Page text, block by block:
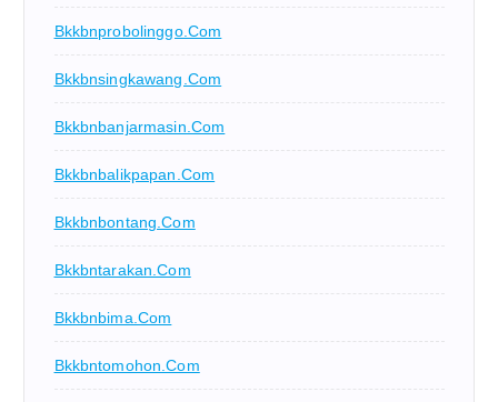
Bkkbnprobolinggo.com
Bkkbnsingkawang.com
Bkkbnbanjarmasin.com
Bkkbnbalikpapan.com
Bkkbnbontang.com
Bkkbntarakan.com
Bkkbnbima.com
Bkkbntomohon.com